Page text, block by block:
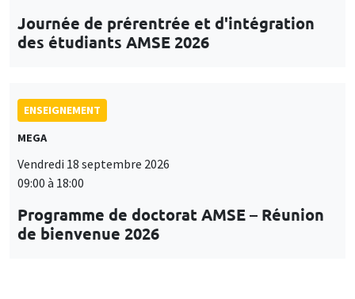
Journée de prérentrée et d'intégration
des étudiants AMSE 2026
ENSEIGNEMENT
MEGA
Vendredi 18 septembre 2026
09:00 à 18:00
Programme de doctorat AMSE – Réunion
de bienvenue 2026